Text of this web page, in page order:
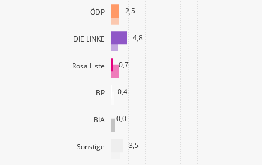
ÖDP
DIE LINKE
Rosa Liste
BP
BIA
Sonstige
2,5
4,8
0,7
0,4
0,0
3,5